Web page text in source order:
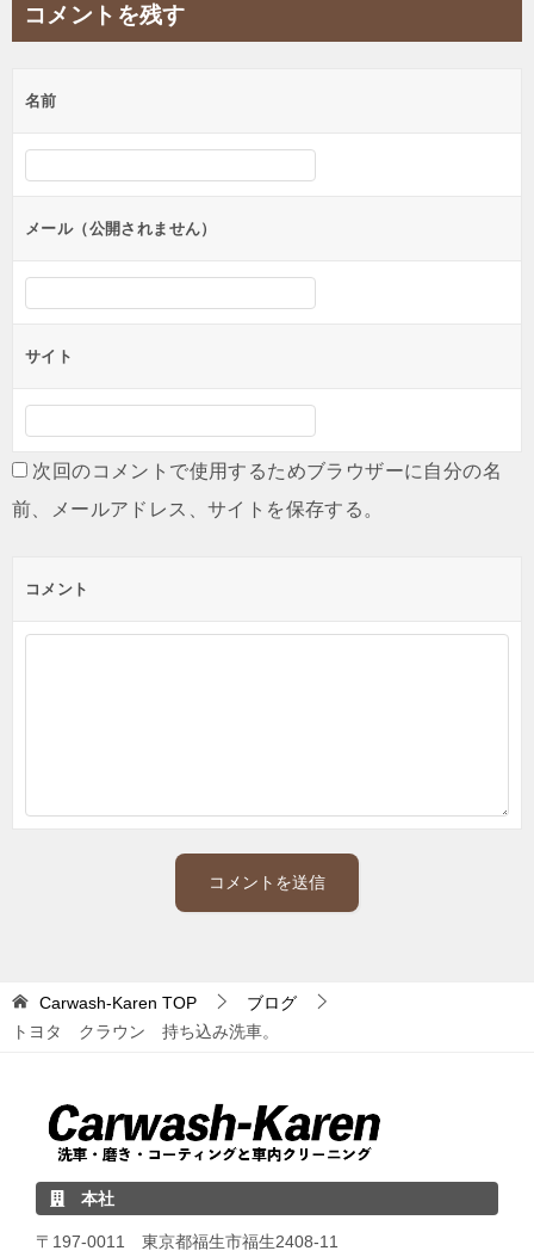
ビ
ー
シ
ョ
ン
コメントを残す
名前
メール（公開されません）
サイト
次回のコメントで使用するためブラウザーに自分の名
前、メールアドレス、サイトを保存する。
コメント
Carwash-Karen TOP
ブログ
トヨタ クラウン 持ち込み洗車。
本社
〒197-0011 東京都福生市福生2408-11